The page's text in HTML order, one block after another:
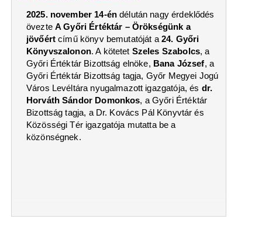
2025. november 14-éndélután nagy érdeklődés
övezteA Győri Értéktár – Örökségünk a
jövőért című könyv bemutatóját a 24. Győri
Könyvszalonon. A kötetet Szeles Szabolcs, a
Győri Értéktár Bizottság elnöke, Bana József, a
Győri Értéktár Bizottság tagja, Győr Megyei Jogú
Város Levéltára nyugalmazott igazgatója, és dr.
Horváth Sándor Domonkos, a Győri Értéktár
Bizottság tagja, a Dr. Kovács Pál Könyvtár és
Közösségi Tér igazgatója mutatta be a
közönségnek.